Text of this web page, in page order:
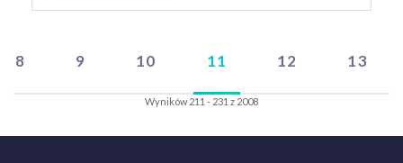
8 9 10 11 12 13
Wyników 211 - 231 z 2008